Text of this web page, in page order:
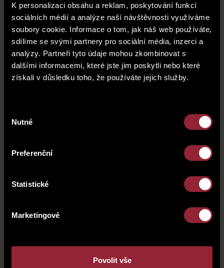
K personalizaci obsahu a reklam, poskytování funkcí
sociálních médií a analýze naší návštěvnosti využíváme
soubory cookie. Informace o tom, jak náš web používáte,
sdílíme se svými partnery pro sociální média, inzerci a
analýzy. Partneři tyto údaje mohou zkombinovat s
dalšími informacemi, které jste jim poskytli nebo které
získali v důsledku toho, že používáte jejich služby.
souhlasu
Nutné
Preferenční
Statistické
Marketingové
Povolit vše
Přátelská zahrada
Branické skály
Žluté lázně
DBK Budějovická
Arkády Pankrác